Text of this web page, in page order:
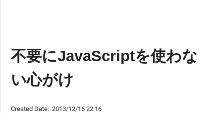
不要にJavaScriptを使わな
い心がけ
Created Date: 2013/12/16 22:16